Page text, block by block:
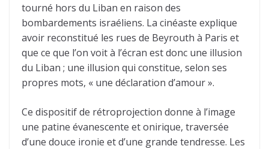
tourné hors du Liban en raison des
bombardements israéliens. La cinéaste explique
avoir reconstitué les rues de Beyrouth à Paris et
que ce que l’on voit à l’écran est donc une illusion
du Liban ; une illusion qui constitue, selon ses
propres mots, « une déclaration d’amour ».
Ce dispositif de rétroprojection donne à l’image
une patine évanescente et onirique, traversée
d’une douce ironie et d’une grande tendresse. Les